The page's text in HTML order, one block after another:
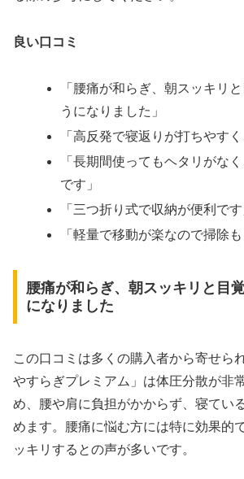
良い口コミ
「腰痛が和らぎ、朝スッキリ
うになりました」
「高反発で寝返りが打ちやす
「長期間使ってもヘタリがな
です」
「三つ折り式で収納が便利です
「軽量で移動が楽なので掃除
腰痛が和らぎ、朝スッキリと目
になりました
この口コミは多くの購入者から寄せら
やすらぎプレミアム」は体圧分散が非
め、腰や肩に負担がかからず、寝てい
めます。腰痛に悩む方には特に効果的
ッキリするとの声が多いです。